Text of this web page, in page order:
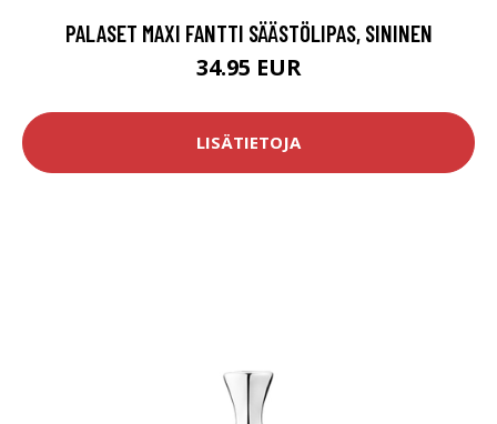
PALASET MAXI FANTTI SÄÄSTÖLIPAS, SININEN
34.95 EUR
LISÄTIETOJA